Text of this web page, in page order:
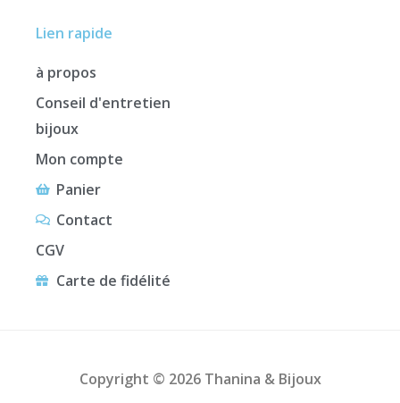
Lien rapide
à propos
Conseil d'entretien
bijoux
Mon compte
Panier
Contact
CGV
Carte de fidélité
Copyright © 2026 Thanina & Bijoux